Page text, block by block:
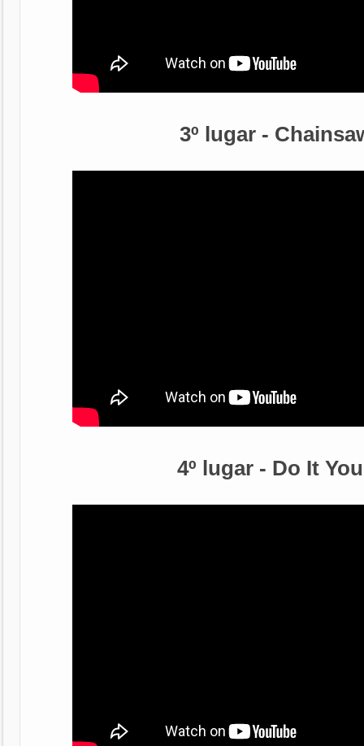
3º lugar -
4º lugar - Do It